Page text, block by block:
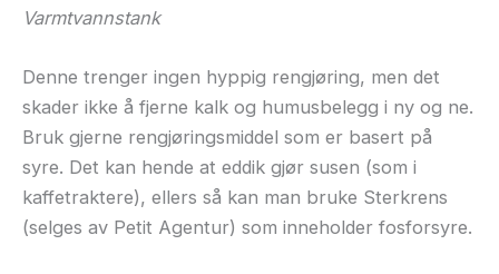
Varmtvannstank
Denne trenger ingen hyppig rengjøring, men det
skader ikke å fjerne kalk og humusbelegg i ny og ne.
Bruk gjerne rengjøringsmiddel som er basert på
syre. Det kan hende at eddik gjør susen (som i
kaffetraktere), ellers så kan man bruke Sterkrens
(selges av Petit Agentur) som inneholder fosforsyre.